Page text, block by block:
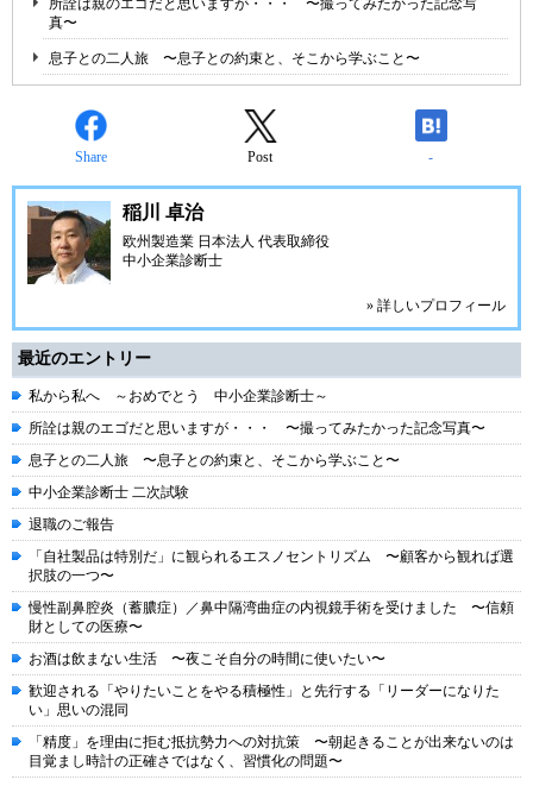
所詮は親のエゴだと思いますが・・・ 〜撮ってみたかった記念写
真〜
息子との二人旅 〜息子との約束と、そこから学ぶこと〜
Share Post -
稲川 卓治
欧州製造業 日本法人 代表取締役
中小企業診断士
» 詳しいプロフィール
最近のエントリー
私から私へ ～おめでとう 中小企業診断士～
所詮は親のエゴだと思いますが・・・ 〜撮ってみたかった記念写真〜
息子との二人旅 〜息子との約束と、そこから学ぶこと〜
中小企業診断士 二次試験
退職のご報告
「自社製品は特別だ」に観られるエスノセントリズム 〜顧客から観れば選
択肢の一つ〜
慢性副鼻腔炎（蓄膿症）／鼻中隔湾曲症の内視鏡手術を受けました 〜信頼
財としての医療〜
お酒は飲まない生活 〜夜こそ自分の時間に使いたい〜
歓迎される「やりたいことをやる積極性」と先行する「リーダーになりた
い」思いの混同
「精度」を理由に拒む抵抗勢力への対抗策 〜朝起きることが出来ないのは
目覚まし時計の正確さではなく、習慣化の問題〜